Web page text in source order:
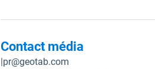
Contact média
|pr@geotab.com